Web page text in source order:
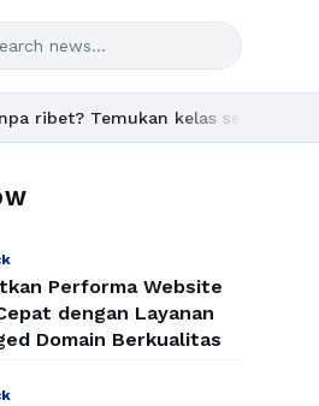
kelas seru dan materi
Performa Website
dengan Layanan
Domain Berkualitas